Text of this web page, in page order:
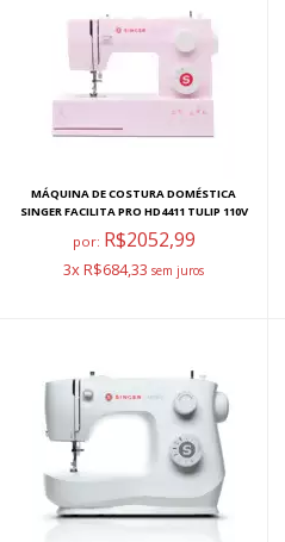
MÁQUINA DE COSTURA DOMÉSTICA
SINGER FACILITA PRO HD4411 TULIP 110V
por: R$2052,99
3x R$684,33